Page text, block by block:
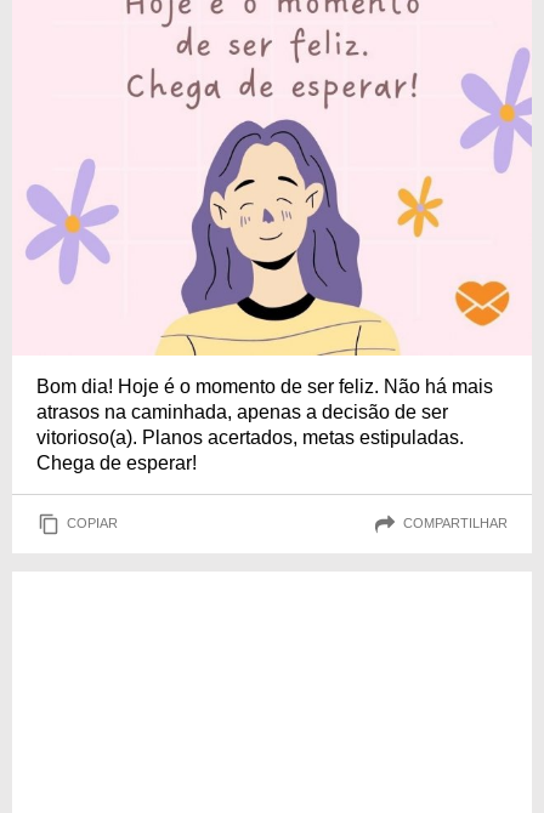
Bom dia! Hoje é o momento de ser feliz. Não há mais
atrasos na caminhada, apenas a decisão de ser
vitorioso(a). Planos acertados, metas estipuladas.
Chega de esperar!
COPIAR COMPARTILHAR